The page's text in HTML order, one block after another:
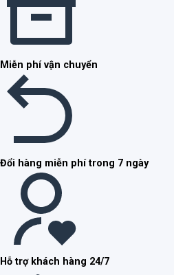
Miễn phí vận chuyển
Đổi hàng miễn phí trong 7 ngày
Hỗ trợ khách hàng 24/7